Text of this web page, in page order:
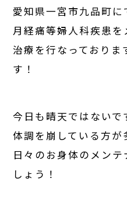
愛知県一宮市九品町に
月経痛等婦人科疾患を
治療を行なっており
す！
今日も晴天ではない
体調を崩している方
日々のお身体のメン
しょう！